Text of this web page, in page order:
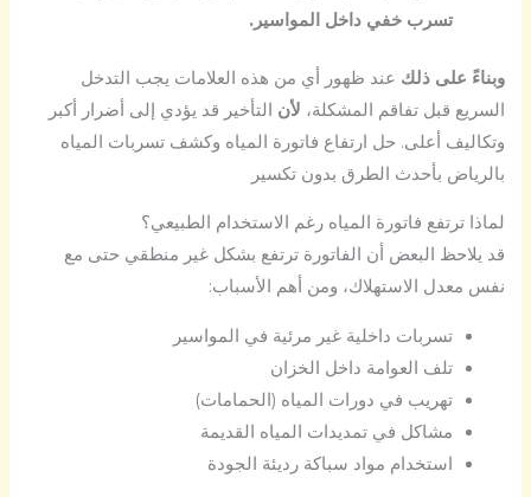
تسرب خفي داخل المواسير.
وبناءً على ذلك عند ظهور أي من هذه العلامات يجب التدخل
السريع قبل تفاقم المشكلة، لأن التأخير قد يؤدي إلى أضرار أكبر
وتكاليف أعلى. حل ارتفاع فاتورة المياه وكشف تسربات المياه
بالرياض بأحدث الطرق بدون تكسير
لماذا ترتفع فاتورة المياه رغم الاستخدام الطبيعي؟
قد يلاحظ البعض أن الفاتورة ترتفع بشكل غير منطقي حتى مع
نفس معدل الاستهلاك، ومن أهم الأسباب:
تسربات داخلية غير مرئية في المواسير
تلف العوامة داخل الخزان
تهريب في دورات المياه (الحمامات)
مشاكل في تمديدات المياه القديمة
استخدام مواد سباكة رديئة الجودة